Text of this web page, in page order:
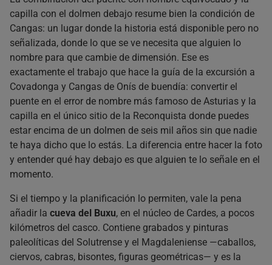
capilla con el dolmen debajo resume bien la condición de
Cangas: un lugar donde la historia está disponible pero no
señalizada, donde lo que se ve necesita que alguien lo
nombre para que cambie de dimensión. Ese es
exactamente el trabajo que hace la guía de la excursión a
Covadonga y Cangas de Onís de buendía: convertir el
puente en el error de nombre más famoso de Asturias y la
capilla en el único sitio de la Reconquista donde puedes
estar encima de un dolmen de seis mil años sin que nadie
te haya dicho que lo estás. La diferencia entre hacer la foto
y entender qué hay debajo es que alguien te lo señale en el
momento.
Si el tiempo y la planificación lo permiten, vale la pena
añadir la cueva del Buxu, en el núcleo de Cardes, a pocos
kilómetros del casco. Contiene grabados y pinturas
paleolíticas del Solutrense y el Magdaleniense —caballos,
ciervos, cabras, bisontes, figuras geométricas— y es la